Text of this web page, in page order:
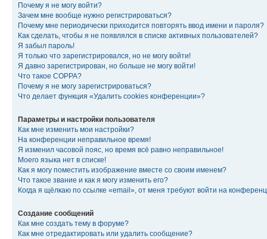
Почему я не могу войти?
Зачем мне вообще нужно регистрироваться?
Почему мне периодически приходится повторять ввод имени и пароля?
Как сделать, чтобы я не появлялся в списке активных пользователей?
Я забыл пароль!
Я только что зарегистрировался, но не могу войти!
Я давно зарегистрирован, но больше не могу войти!
Что такое COPPA?
Почему я не могу зарегистрироваться?
Что делает функция «Удалить cookies конференции»?
Параметры и настройки пользователя
Как мне изменить мои настройки?
На конференции неправильное время!
Я изменил часовой пояс, но время всё равно неправильное!
Моего языка нет в списке!
Как я могу поместить изображение вместе со своим именем?
Что такое звание и как я могу изменить его?
Когда я щёлкаю по ссылке «email», от меня требуют войти на
Создание сообщений
Как мне создать тему в форуме?
Как мне отредактировать или удалить сообщение?